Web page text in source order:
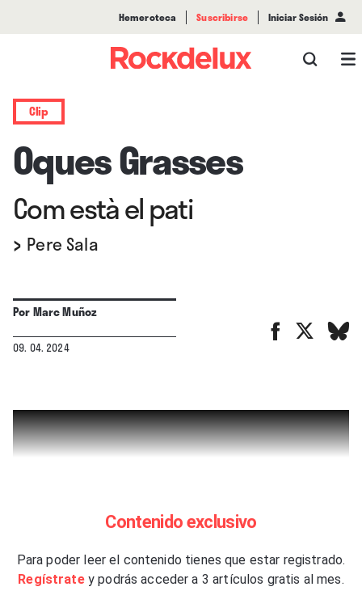
Hemeroteca Suscribirse Iniciar Sesión
Clip
Oques Grasses
Com està el pati
› Pere Sala
PorMarc Muñoz
09. 04. 2024
Contenido exclusivo
Para poder leer el contenido tienes que estar registrado.
Regístrate y podrás acceder a 3 artículos gratis al mes.